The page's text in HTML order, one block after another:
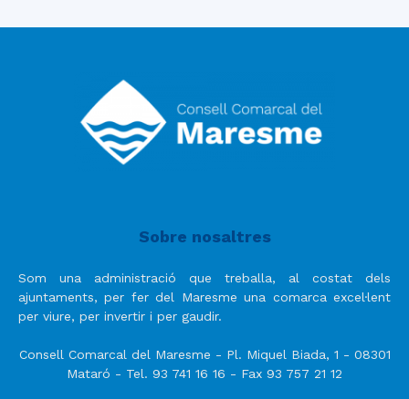
Sobre nosaltres
Som una administració que treballa, al costat dels
ajuntaments, per fer del Maresme una comarca excel·lent
per viure, per invertir i per gaudir.
Consell Comarcal del Maresme - Pl. Miquel Biada, 1 - 08301
Mataró - Tel. 93 741 16 16 - Fax 93 757 21 12